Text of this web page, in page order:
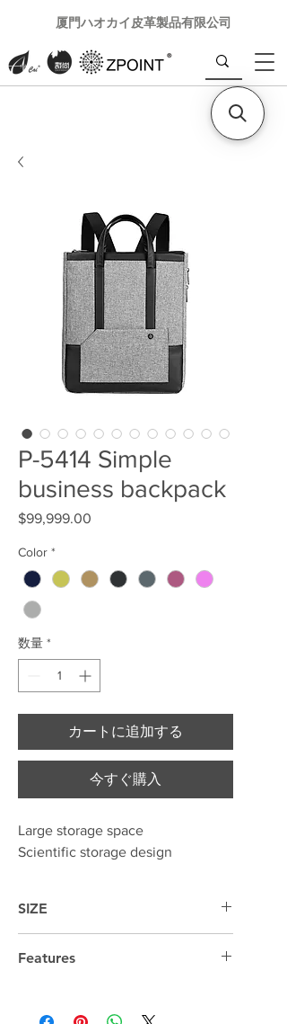
厦門ハオカイ皮革製品有限公司
P-5414 Simple
business backpack
$99,999.00
Color *
数量 *
カートに追加する
今すぐ購入
Large storage space
Scientific storage design
SIZE
Features